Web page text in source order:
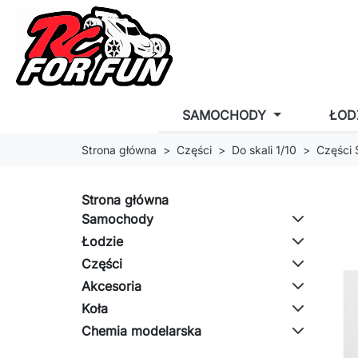
SAMOCHODY
Strona główna Części Do skali 1/10 Części
Strona główna
Samochody
Łodzie
Części
Akcesoria
Koła
Chemia modelarska